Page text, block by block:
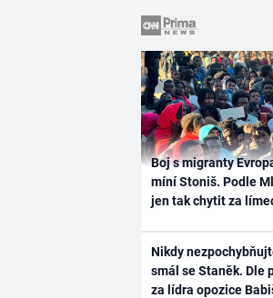
Boj s migranty
míní Stoniš. Podle
jen tak chytit za
Nikdy
smál se Staněk. Dle
za lídra opozice